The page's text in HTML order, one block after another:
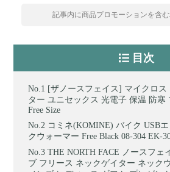
記事内に商品プロモーションを含
目次
[ザノースフェイス] マイクロス
ター ユニセックス 光電子 保温 防寒
Free Size
コミネ(KOMINE) バイク USB
クウォーマー Free Black 08-304 EK-
THE NORTH FACE ノースフェ
ブ フリース ネックゲイター ネック